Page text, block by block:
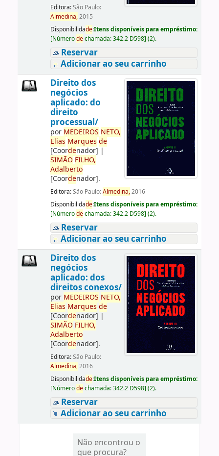
Editora:São Paulo:
Almedina,2015
Disponibilidade:Itens disponíveis para empréstimo:
[Númerodechamada:342.2 D598] (2).
Reservar
Adicionar ao seu carrinho
Direito dos
negócios
aplicado: do
direito
processual/
por MEDEIROS NETO,
Elias Marques de
[Coordenador] |
SIMÃO FILHO,
Adalberto
[Coordenador].
Editora:São Paulo:Almedina,2016
Disponibilidade:Itens disponíveis para empréstimo:
[Númerodechamada:342.2 D598] (2).
Reservar
Adicionar ao seu carrinho
Direito dos
negócios
aplicado: dos
direitos conexos/
por MEDEIROS NETO,
Elias Marques de
[Coordenador] |
SIMÃO FILHO,
Adalberto
[Coordenador].
Editora:São Paulo:
Almedina,2016
Disponibilidade:Itens disponíveis para empréstimo:
[Númerodechamada:342.2 D598] (2).
Reservar
Adicionar ao seu carrinho
Não encontrou o
que procura?